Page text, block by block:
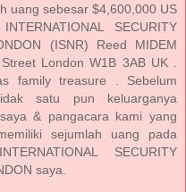
uang sebesar $4,600,000 US
SECURITY
(ISNR) Reed MIDEM
London W1B 3AB UK .
family treasure . Sebelum
satu pun keluarganya
& pangacara kami yang
sejumlah uang pada
SECURITY
saya.